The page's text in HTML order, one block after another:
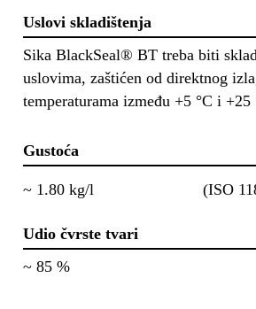
Uslovi skladištenja
Sika BlackSeal® BT treba biti
uslovima, zaštićen od direktnog
temperaturama između +5 °C i +25
Gustoća
~ 1.80 kg/l (ISO
Udio čvrste tvari
~ 85 %